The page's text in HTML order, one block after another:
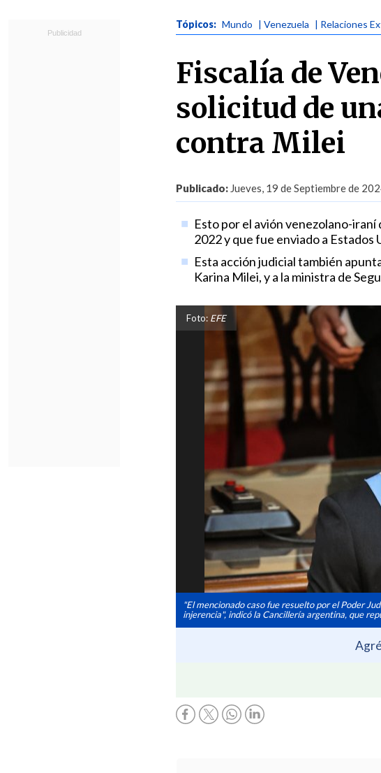
Tópicos: Mundo | Venezuela | Relaciones
Fiscalía de
solicitud de
contra Milei
Publicado: Jueves, 19 de Septiembre de
Esto por el avión venezolano-
2022 y que fue enviado a
Esta acción judicial también
Karina Milei, y a la ministra de
Foto: EFE
"El mencionado caso fue resuelto por el Poder
injerencia", indicó la Cancillería argentina, que